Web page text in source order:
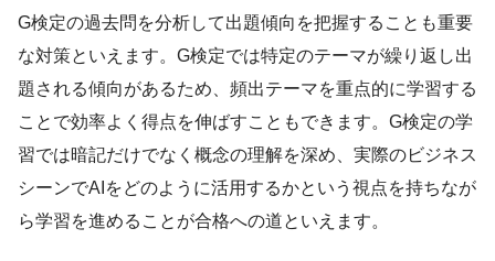
G検定の過去問を分析して出題傾向を把握することも重要
な対策といえます。G検定では特定のテーマが繰り返し出
題される傾向があるため、頻出テーマを重点的に学習する
ことで効率よく得点を伸ばすこともできます。G検定の学
習では暗記だけでなく概念の理解を深め、実際のビジネス
シーンでAIをどのように活用するかという視点を持ちなが
ら学習を進めることが合格への道といえます。